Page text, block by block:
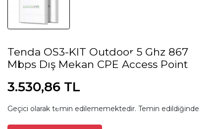
Tenda OS3-KIT Outdoor 5 Ghz 867
Mbps Dış Mekan CPE Access Point
3.530,86 TL
Geçici olarak temin edilememektedir. Temin edildiğinde